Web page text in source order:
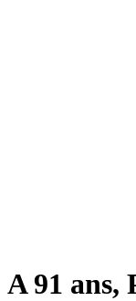
A 91 ans,